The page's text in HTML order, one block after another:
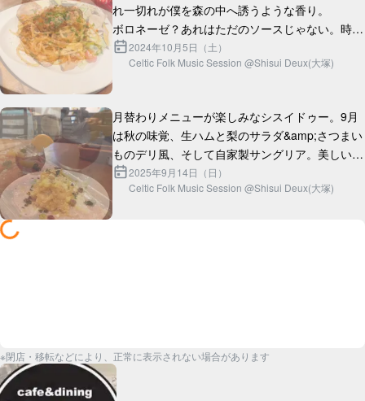
れ一切れが僕を森の中へ誘うような香り。
ボロネーゼ？あれはただのソースじゃない。時間
と情熱が織りなす、まさに「愛」の結晶。
チキングリルはどうだろう。外はパ...
2024年10月5日（土）
Celtic Folk Music Session @Shisui Deux(大塚)
月替わりメニューが楽しみなシスイドゥー。9月
は秋の味覚、生ハムと梨のサラダ&amp;さつまい
ものデリ風、そして自家製サングリア。美しいう
えに美味しい。
2025年9月14日（日）
Celtic Folk Music Session @Shisui Deux(大塚)
※閉店・移転などにより、正常に表示されない場合があります